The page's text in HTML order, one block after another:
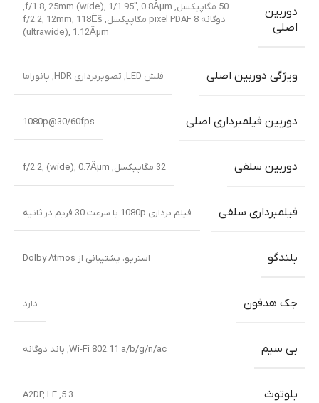
دوربین
اصلی
50 مگاپیکسل, f/1.8, 25mm (wide), 1/1.95″, 0.8Âµm,
دوگانه pixel PDAF 8 مگاپیکسل, f/2.2, 12mm, 118Ëš
(ultrawide), 1.12Âµm
ویژگی دوربین اصلی فلش LED, تصویربرداری HDR, پانوراما
دوربین فیلمبرداری اصلی 1080p@30/60fps
دوربین سلفی 32 مگاپیکسل, f/2.2, (wide), 0.7Âµm
فیلمبرداری سلفی فیلم برداری 1080p با سرعت 30 فریم در ثانیه
بلندگو استریو، پشتیبانی از Dolby Atmos
جک هدفون دارد
بی سیم Wi-Fi 802.11 a/b/g/n/ac
, باند دوگانه
بلوتوث 5.3, A2DP, LE